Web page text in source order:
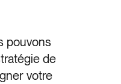
pouvons
de
votre